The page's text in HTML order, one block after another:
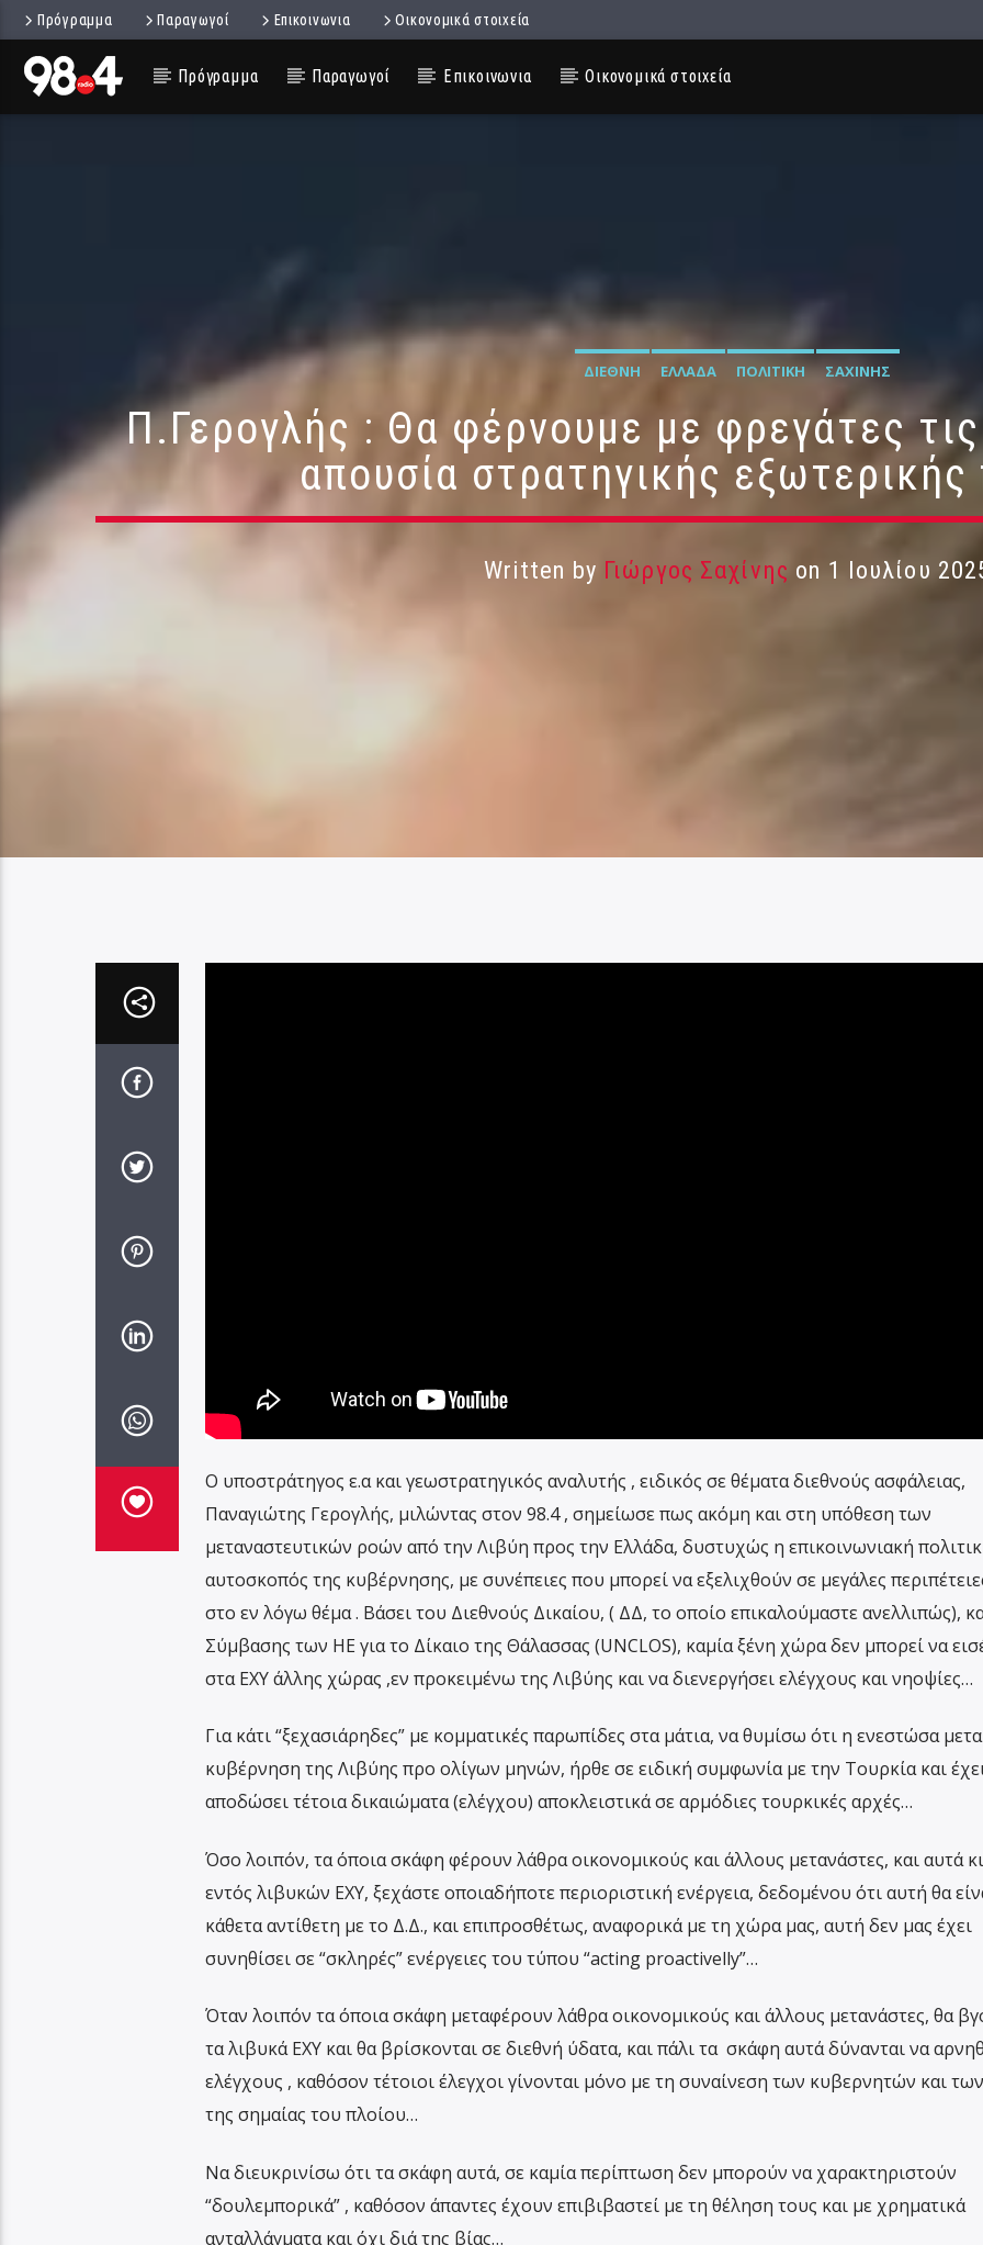
Πρόγραμμα Παραγωγοί Επικοινωνια Οικονομικά στοιχεία
Πρόγραμμα Παραγωγοί Επικοινωνια Οικονομικά στοιχεία
ΔΙΕΘΝΉ ΕΛΛΆΔΑ ΠΟΛΙΤΙΚΉ ΣΑΧΊΝΗΣ
Π.Γερογλής : Θα φέρνουμε με φρεγάτες
απουσία στρατηγικής εξωτερικής
Written by Γιώργος Σαχίνης on 1 Ιουλίου
Ο υποστράτηγος ε.α και γεωστρατηγικός αναλυτής , ειδικός σε θέματα διεθνούς ασφάλειας,
Παναγιώτης Γερογλής, μιλώντας στον 98.4 , σημείωσε πως ακόμη και στη υπόθεση των
μεταναστευτικών ροών από την Λιβύη προς την Ελλάδα, δυστυχώς η επικοινωνιακή
αυτοσκοπός της κυβέρνησης, με συνέπειες που μπορεί να εξελιχθούν σε μεγάλες
στο εν λόγω θέμα . Βάσει του Διεθνούς Δικαίου, ( ΔΔ, το οποίο επικαλούμαστε ανελλιπώς),
Σύμβασης των ΗΕ για το Δίκαιο της Θάλασσας (UNCLOS), καμία ξένη χώρα δεν μπορεί να
στα ΕΧΥ άλλης χώρας ,εν προκειμένω της Λιβύης και να διενεργήσει ελέγχους και νηοψίες…
Για κάτι “ξεχασιάρηδες” με κομματικές παρωπίδες στα μάτια, να θυμίσω ότι η ενεστώσα
κυβέρνηση της Λιβύης προ ολίγων μηνών, ήρθε σε ειδική συμφωνία με την Τουρκία και
αποδώσει τέτοια δικαιώματα (ελέγχου) αποκλειστικά σε αρμόδιες τουρκικές αρχές…
Όσο λοιπόν, τα όποια σκάφη φέρουν λάθρα οικονομικούς και άλλους μετανάστες, και αυτά
εντός λιβυκών ΕΧΥ, ξεχάστε οποιαδήποτε περιοριστική ενέργεια, δεδομένου ότι αυτή θα
κάθετα αντίθετη με το Δ.Δ., και επιπροσθέτως, αναφορικά με τη χώρα μας, αυτή δεν μας έχει
συνηθίσει σε “σκληρές” ενέργειες του τύπου “acting proactivelly”…
Όταν λοιπόν τα όποια σκάφη μεταφέρουν λάθρα οικονομικούς και άλλους μετανάστες, θα
τα λιβυκά ΕΧΥ και θα βρίσκονται σε διεθνή ύδατα, και πάλι τα σκάφη αυτά δύνανται να
ελέγχους , καθόσον τέτοιοι έλεγχοι γίνονται μόνο με τη συναίνεση των κυβερνητών και
της σημαίας του πλοίου…
Να διευκρινίσω ότι τα σκάφη αυτά, σε καμία περίπτωση δεν μπορούν να χαρακτηριστούν
“δουλεμπορικά” , καθόσον άπαντες έχουν επιβιβαστεί με τη θέληση τους και με χρηματικά
ανταλλάγματα και όχι διά της βίας…